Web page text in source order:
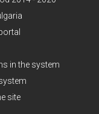
in the system
site